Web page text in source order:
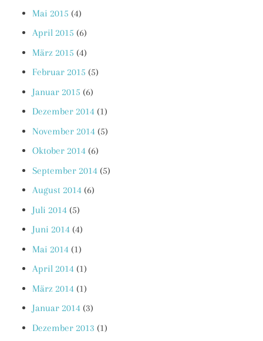
Mai 2015 (4)
April 2015 (6)
März 2015 (4)
Februar 2015 (5)
Januar 2015 (6)
Dezember 2014 (1)
November 2014 (5)
Oktober 2014 (6)
September 2014 (5)
August 2014 (6)
Juli 2014 (5)
Juni 2014 (4)
Mai 2014 (1)
April 2014 (1)
März 2014 (1)
Januar 2014 (3)
Dezember 2013 (1)